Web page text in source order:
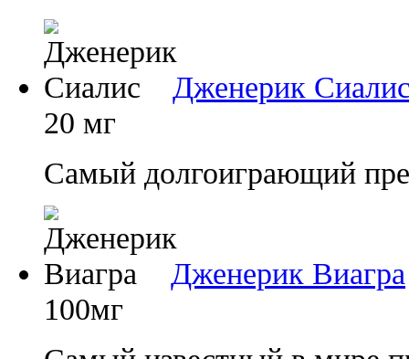
Дженерик
20 мг
Самый долгоиграющий
Дженерик Виагра
100мг